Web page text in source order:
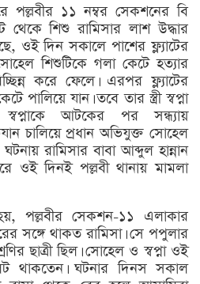
পল্লবীর ১১ নম্বর সেকশনের বি
থেকে শিশু রামিসার লাশ উদ্ধার
ওই দিন সকালে পাশের ফ্ল্যাটের
শিশুটিকে গলা কেটে হত্যার
করে ফেলে। এরপর ফ্ল্যাটের
পালিয়ে যান। তবে তার স্ত্রী স্বপ্না
আটকের পর সন্ধ্যায়
চালিয়ে প্রধান অভিযুক্ত সোহেল
রামিসার বাবা আব্দুল হান্নান
ওই দিনই পল্লবী থানায় মামলা
পল্লবীর সেকশন-১১ এলাকার
সঙ্গে থাকত রামিসা। সে পপুলার
ছাত্রী ছিল। সোহেল ও স্বপ্না ওই
থাকতেন। ঘটনার দিনস সকাল